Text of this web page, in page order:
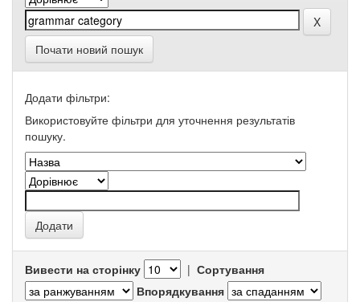
Почати новий пошук
Додати фільтри:
Використовуйте фільтри для уточнення результатів
пошуку.
Вивести на сторінку | Сортування
Впорядкування